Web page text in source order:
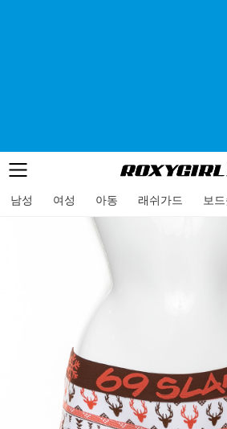
메뉴
로고
남성 여성 아동 래쉬가드 보